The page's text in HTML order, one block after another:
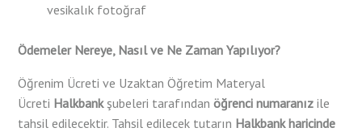
vesikalık fotoğraf
Ödemeler Nereye, Nasıl ve Ne Zaman Yapılıyor?
Öğrenim Ücreti ve Uzaktan Öğretim Materyal
Ücreti Halkbank şubeleri tarafındanöğrenci numaranız ile
tahsil edilecektir. Tahsil edilecek tutarın Halkbank haricinde